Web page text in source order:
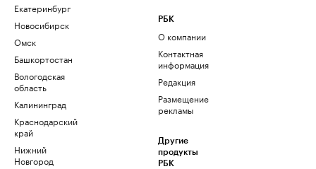
Екатеринбург
Новосибирск
Омск
Башкортостан
Вологодская
область
Калининград
Краснодарский
край
Нижний
Новгород
РБК
О компании
Контактная
информация
Редакция
Размещение
рекламы
Другие
продукты
РБК